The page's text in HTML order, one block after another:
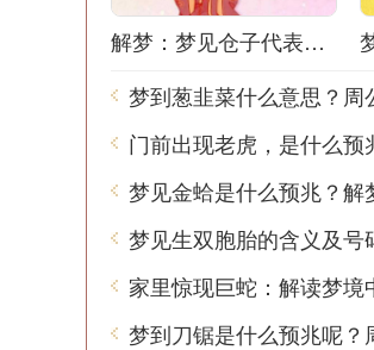
解梦：梦见仓子代表什么？
梦到葱韭菜什么意思？周
门前出现老虎，是什么预
梦见金蛤是什么预兆？解
梦见生双胞胎的含义及号
家里惊现巨蛇：解读梦境
梦到刀锯是什么预兆呢？